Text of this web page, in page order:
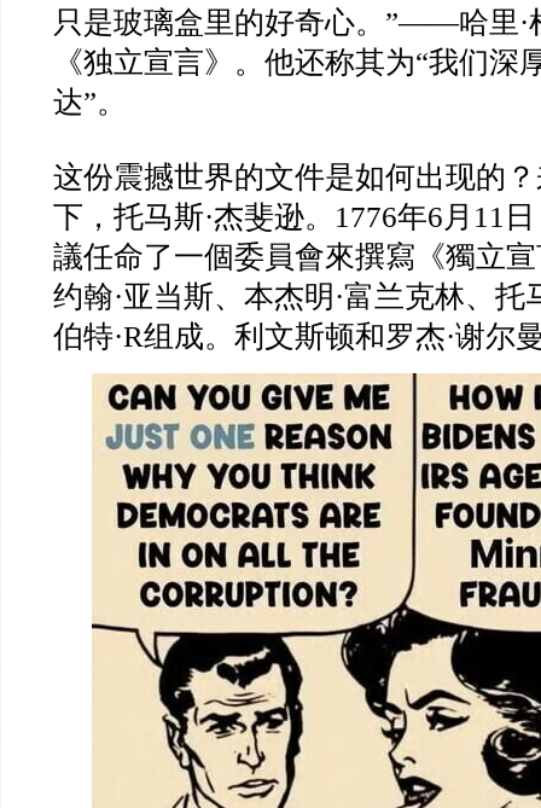
只是玻璃盒里的好奇心。”——哈里·
《独立宣言》。他还称其为“我们深
达”。
这份震撼世界的文件是如何出现的
下，托马斯·杰斐逊。1776年6月11
議任命了一個委員會來撰寫《獨立
约翰·亚当斯、本杰明·富兰克林、托
伯特·R组成。利文斯顿和罗杰·谢尔